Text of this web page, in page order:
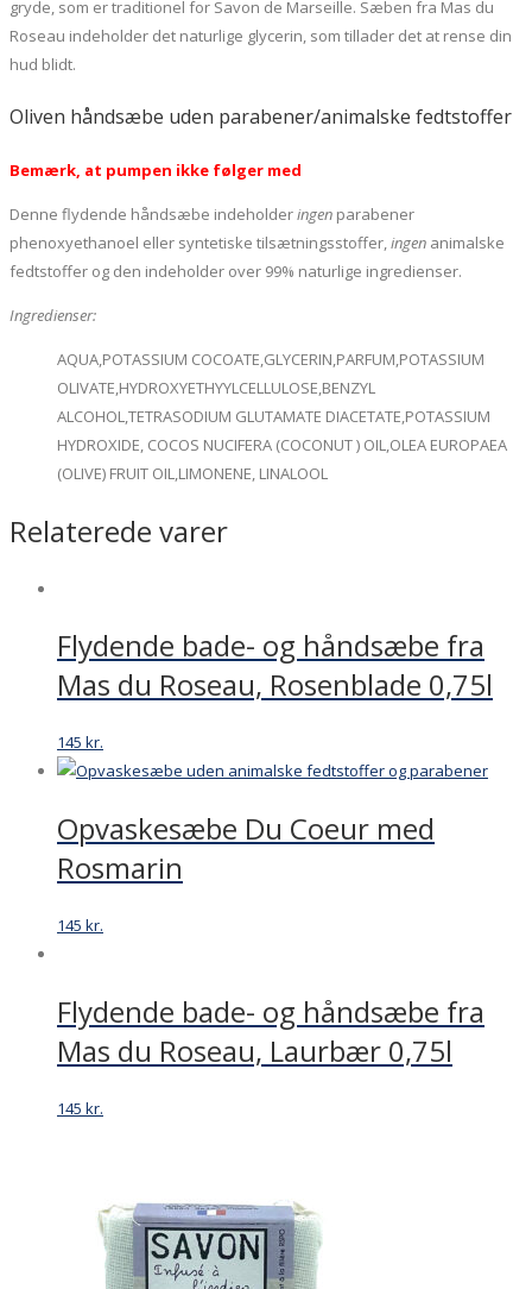
gryde, som er traditionel for Savon de Marseille. Sæben fra Mas du
Roseau indeholder det naturlige glycerin, som tillader det at rense din
hud blidt.
Oliven håndsæbe uden parabener/animalske fedtstoffer
Bemærk, at pumpen ikke følger med
Denne flydende håndsæbe indeholderingen parabener
phenoxyethanoel eller syntetiske tilsætningsstoffer,ingen animalske
fedtstoffer og den indeholder over 99% naturlige ingredienser.
Ingredienser:
AQUA,POTASSIUM COCOATE,GLYCERIN,PARFUM,POTASSIUM
OLIVATE,HYDROXYETHYYLCELLULOSE,BENZYL
ALCOHOL,TETRASODIUM GLUTAMATE DIACETATE,POTASSIUM
HYDROXIDE, COCOS NUCIFERA (COCONUT ) OIL,OLEA EUROPAEA
(OLIVE) FRUIT OIL,LIMONENE, LINALOOL
Relaterede varer
Flydende bade- og håndsæbe fra
Mas du Roseau, Rosenblade 0,75l
145 kr.
Opvaskesæbe Du Coeur med
Rosmarin
145 kr.
Flydende bade- og håndsæbe fra
Mas du Roseau, Laurbær 0,75l
145 kr.